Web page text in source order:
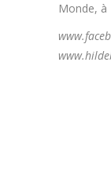
Monde, à